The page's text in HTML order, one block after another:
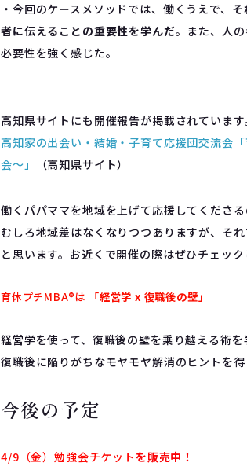
・今回のケースメソッドでは、働くうえで、
者に伝えることの重要性を学んだ。また、人
必要性を強く感じた。
————
高知県サイトにも開催報告が掲載されています
高知家の出会い・結婚・子育て応援団交流会
会～」
（高知県サイト）
働くパパママを地域を上げて応援してくださ
むしろ地域差はなくなりつつありますが、そ
と思います。お近くで開催の際はぜひチェッ
育休プチMBA®︎は 「経営学 x 復職後の壁」
経営学を使って、復職後の壁を乗り越える術を
復職後に陥りがちなモヤモヤ解消のヒントを得
今後の予定
4/9（金）勉強会チケットを販売中！